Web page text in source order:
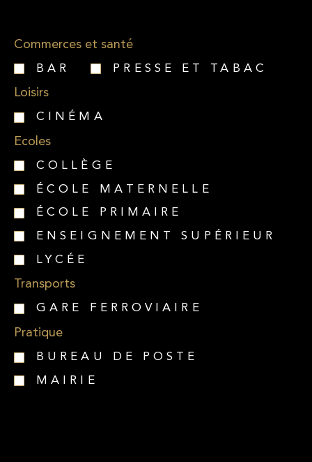
Commerces et santé
BAR PRESSE ET TABAC
Loisirs
CINÉMA
Ecoles
COLLÈGE
ÉCOLE MATERNELLE
ÉCOLE PRIMAIRE
ENSEIGNEMENT SUPÉRIEUR
LYCÉE
Transports
GARE FERROVIAIRE
Pratique
BUREAU DE POSTE
MAIRIE